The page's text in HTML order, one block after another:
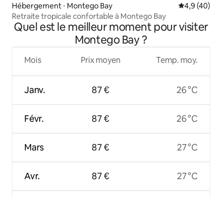
Hébergement ⋅ Montego Bay Évaluation
4,9 (40)
Retraite tropicale confortable à Montego Bay
Quel est le meilleur moment pour visiter
Montego Bay ?
Mois
Janv.
Févr.
Mars
Avr.
Prix moyen
87 €
87 €
87 €
87 €
Temp. moy.
26 °C
26 °C
27 °C
27 °C